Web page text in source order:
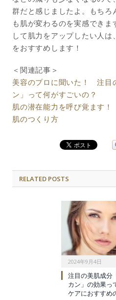
群だと感じましたよ。もち
も肌が変わるのを実感でき
して肌力をアップしたい人は
をおすすめします！
＜関連記事＞
美容のプロに聞いた！ 注目
ン」って何がすごいの？
肌の潜在能力を呼び覚ます
肌のつくり方
RELATED POSTS
2024年9月4日
注目の美肌成分
カン」の効果っ
ケアにおすすめ